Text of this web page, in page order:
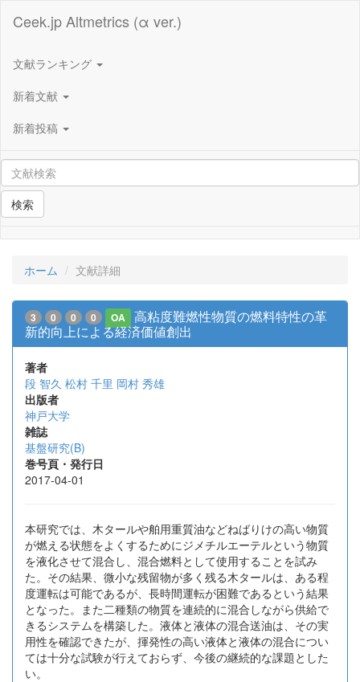
Ceek.jp Altmetrics (α ver.)
文献ランキング
新着文献
新着投稿
検索
ホーム 文献詳細
3 0 0 0 OA
高粘度難燃性物質の燃料特性の革
新的向上による経済価値創出
著者
段 智久 松村 千里 岡村 秀雄
出版者
神戸大学
雑誌
基盤研究(B)
巻号頁・発行日
2017-04-01
本研究では、木タールや舶用重質油などねばりけの高い物質
が燃える状態をよくするためにジメチルエーテルという物質
を液化させて混合し、混合燃料として使用することを試み
た。その結果、微小な残留物が多く残る木タールは、ある程
度運転は可能であるが、長時間運転が困難であるという結果
となった。また二種類の物質を連続的に混合しながら供給で
きるシステムを構築した。液体と液体の混合送油は、その実
用性を確認できたが、揮発性の高い液体と液体の混合につい
ては十分な試験が行えておらず、今後の継続的な課題とした
い。